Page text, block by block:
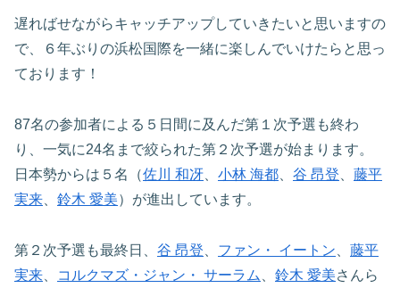
遅ればせながらキャッチアップしていきたいと思いますの
で、６年ぶりの浜松国際を一緒に楽しんでいけたらと思っ
ております！
87名の参加者による５日間に及んだ第１次予選も終わ
り、一気に24名まで絞られた第２次予選が始まります。
日本勢からは５名（佐川 和冴 小林 海都 谷 昂登
藤平
実来
鈴木 愛美）が進出しています。
第２次予選も最終日、 谷 昂登 ファン・ イートン
藤平
実来
コルクマズ・ジャン・ サーラム 鈴木 愛美さんら